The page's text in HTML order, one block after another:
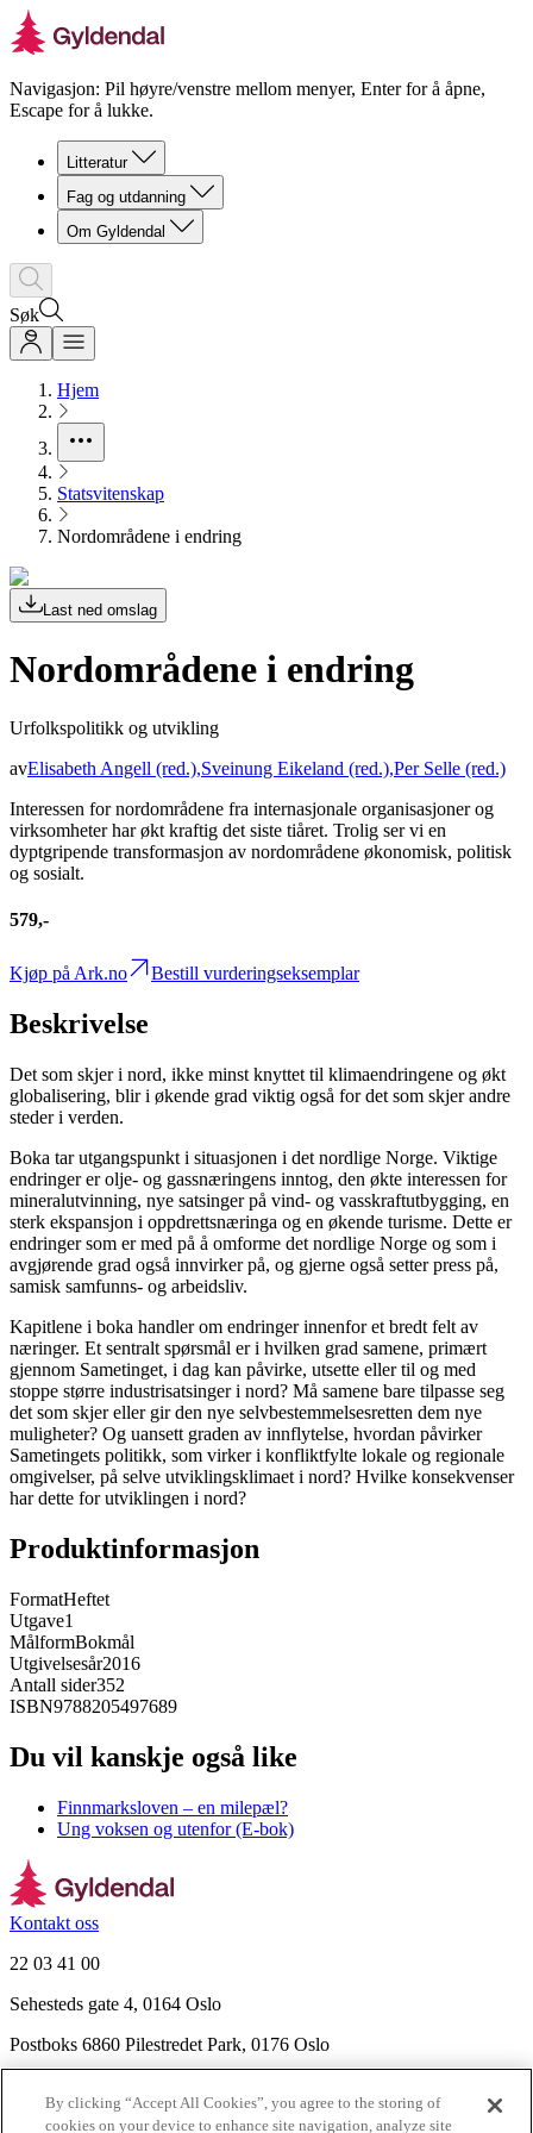
Navigasjon: Pil høyre/venstre mellom menyer, Enter for å åpne,
Escape for å lukke.
Litteratur
Fag og utdanning
Om Gyldendal
Søk
Hjem
Statsvitenskap
Nordområdene i endring
Last ned omslag
Nordområdene i endring
Urfolkspolitikk og utvikling
avElisabeth Angell (red.),Sveinung Eikeland (red.),Per Selle (red.)
Interessen for nordområdene fra internasjonale organisasjoner og
virksomheter har økt kraftig det siste tiåret. Trolig ser vi en
dyptgripende transformasjon av nordområdene økonomisk, politisk
og sosialt.
579,-
Kjøp på Ark.no Bestill vurderingseksemplar
Beskrivelse
Det som skjer i nord, ikke minst knyttet til klimaendringene og økt
globalisering, blir i økende grad viktig også for det som skjer andre
steder i verden.
Boka tar utgangspunkt i situasjonen i det nordlige Norge. Viktige
endringer er olje- og gassnæringens inntog, den økte interessen for
mineralutvinning, nye satsinger på vind- og vasskraftutbygging, en
sterk ekspansjon i oppdrettsnæringa og en økende turisme. Dette er
endringer som er med på å omforme det nordlige Norge og som i
avgjørende grad også innvirker på, og gjerne også setter press på,
samisk samfunns- og arbeidsliv.
Kapitlene i boka handler om endringer innenfor et bredt felt av
næringer. Et sentralt spørsmål er i hvilken grad samene, primært
gjennom Sametinget, i dag kan påvirke, utsette eller til og med
stoppe større industrisatsinger i nord? Må samene bare tilpasse seg
det som skjer eller gir den nye selvbestemmelsesretten dem nye
muligheter? Og uansett graden av innflytelse, hvordan påvirker
Sametingets politikk, som virker i konfliktfylte lokale og regionale
omgivelser, på selve utviklingsklimaet i nord? Hvilke konsekvenser
har dette for utviklingen i nord?
Produktinformasjon
FormatHeftet
Utgave1
MålformBokmål
Utgivelsesår2016
Antall sider352
ISBN9788205497689
Du vil kanskje også like
Finnmarksloven – en milepæl?
Ung voksen og utenfor (E-bok)
Kontakt oss
22 03 41 00
Sehesteds gate 4, 0164 Oslo
Postboks 6860 Pilestredet Park, 0176 Oslo
Nyhetsbrev
By clicking “Accept All Cookies”, you agree to the storing of
cookies on your device to enhance site navigation, analyze site